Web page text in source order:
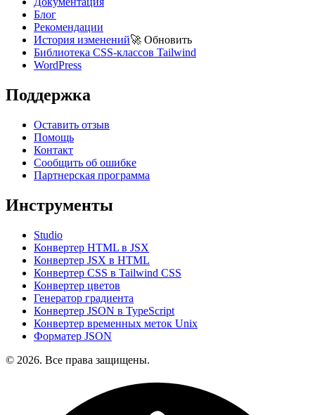
Блог
Рекомендации
История изменений🚀 Обновить
Библиотека CSS-классов Tailwind
WordPress
Поддержка
Оставить отзыв
Помощь
Контакт
Сообщить об ошибке
Партнерская программа
Инструменты
Studio
Конвертер HTML в JSX
Конвертер JSX в HTML
Конвертер CSS в Tailwind CSS
Конвертер цветов
Генератор градиента
Конвертер JSON в TypeScript
Конвертер временных меток Unix
Форматер JSON
© 2026. Все права защищены.